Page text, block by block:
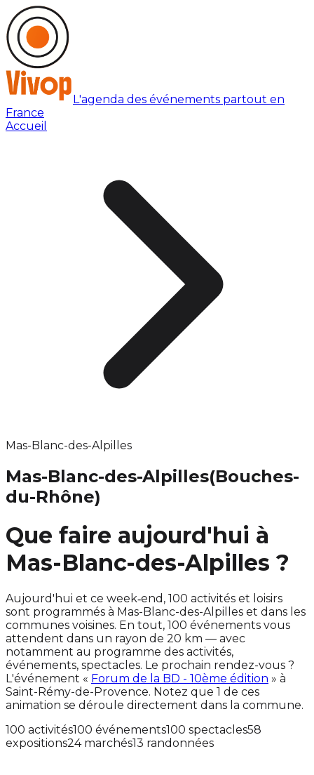
L'agenda des événements partout en
France
Accueil
Mas-Blanc-des-Alpilles
Mas-Blanc-des-Alpilles(Bouches-
du-Rhône)
Que faire aujourd'hui à
Mas-Blanc-des-Alpilles ?
Aujourd'hui et ce week‑end, 100 activités et loisirs
sont programmés à Mas-Blanc-des-Alpilles et dans les
communes voisines. En tout, 100 événements vous
attendent dans un rayon de 20 km — avec
notamment au programme des activités,
événements, spectacles. Le prochain rendez-vous ?
L'événement « Forum de la BD - 10ème édition » à
Saint-Rémy-de-Provence. Notez que 1 de ces
animation se déroule directement dans la commune.
100 activités100 événements100 spectacles58
expositions24 marchés13 randonnées